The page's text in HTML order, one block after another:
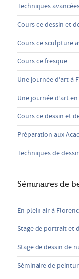
Techniques avancées
Cours de dessin et
Cours de sculpture
Cours de fresque
Une journée d’art à
Une journée d’art
Cours de dessin et
Préparation aux
Techniques de
Séminaires de
En plein air à
Stage de portrait et
Stage de dessin de
Séminaire de